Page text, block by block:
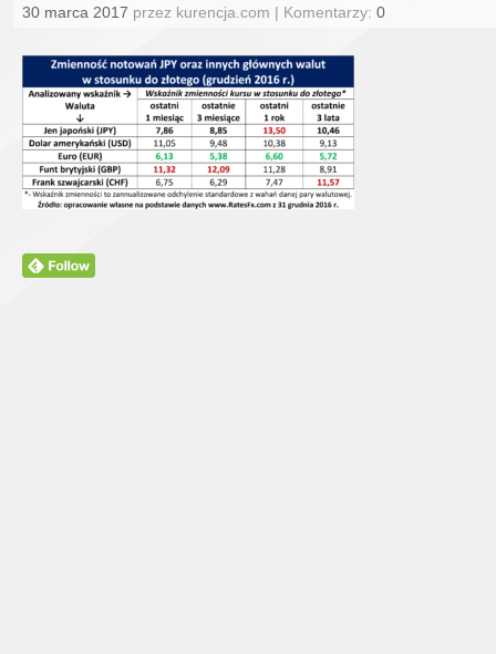
30 marca 2017 przez kurencja.com | Komentarzy: 0